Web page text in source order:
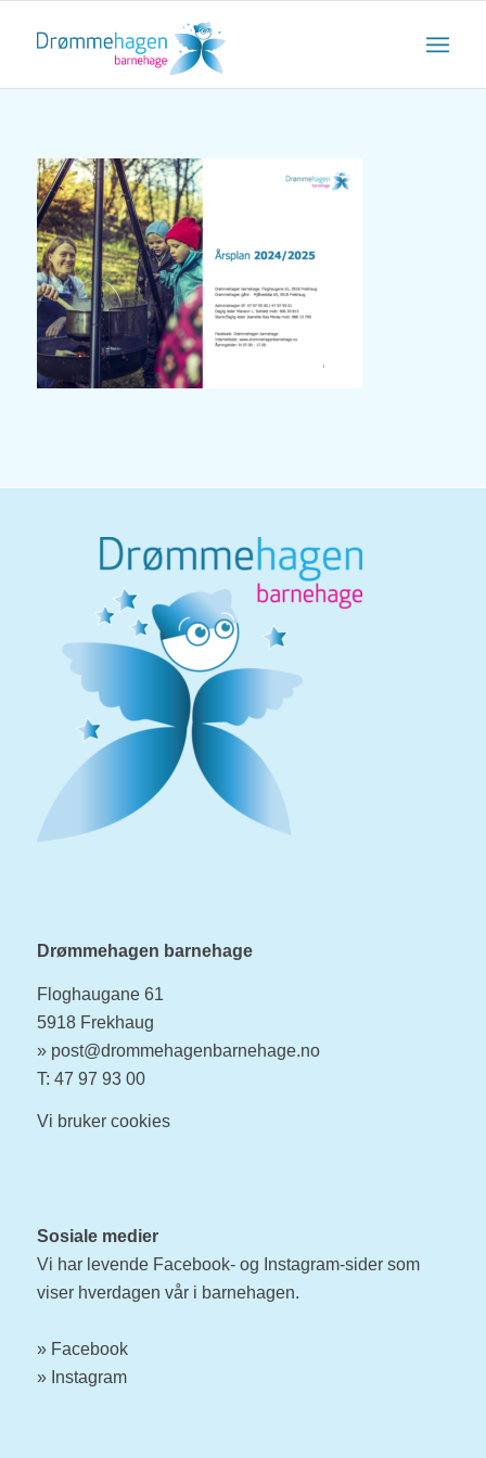
Drømmehagen barnehage
Floghaugane 61
5918 Frekhaug
» post@drommehagenbarnehage.no
T: 47 97 93 00
Vi bruker cookies
Sosiale medier
Vi har levende Facebook- og Instagram-sider som
viser hverdagen vår i barnehagen.
» Facebook
» Instagram